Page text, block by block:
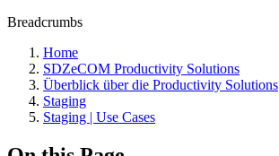
Breadcrumbs
Home
SDZeCOM Productivity Solutions
Überblick über die Productivity Solutions
Staging
Staging | Use Cases